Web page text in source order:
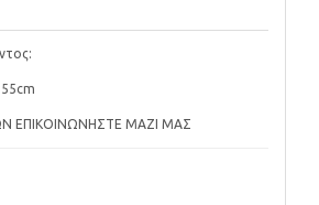
ΕΠΙΚΟΙΝΩΝΗΣΤΕ ΜΑΖΙ ΜΑΣ